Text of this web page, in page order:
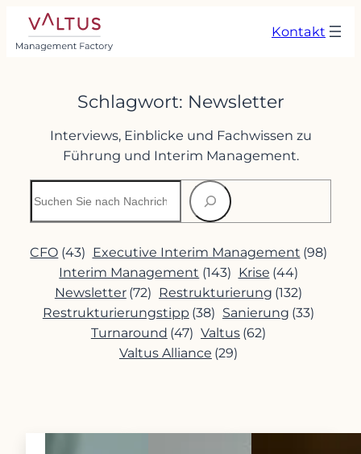
Zum
Inhalt
springen
Kontakt
Schlagwort: Newsletter
Interviews, Einblicke und Fachwissen zu
Führung und Interim Management.
CFO (43) Executive Interim Management (98)
Interim Management (143) Krise (44)
Newsletter (72) Restrukturierung (132)
Restrukturierungstipp (38) Sanierung (33)
Turnaround (47) Valtus (62)
Valtus Alliance (29)